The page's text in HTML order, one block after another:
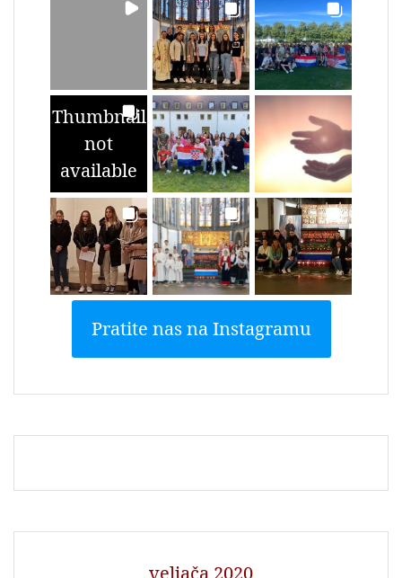
Thumbnail
not
available
Pratite nas na Instagramu
veljača 2020